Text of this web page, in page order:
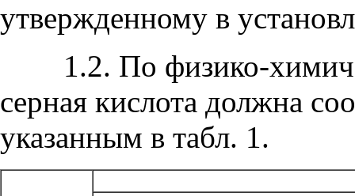
утвержденному в
1.2. По физико-
серная кислота должна
указанным в табл. 1.